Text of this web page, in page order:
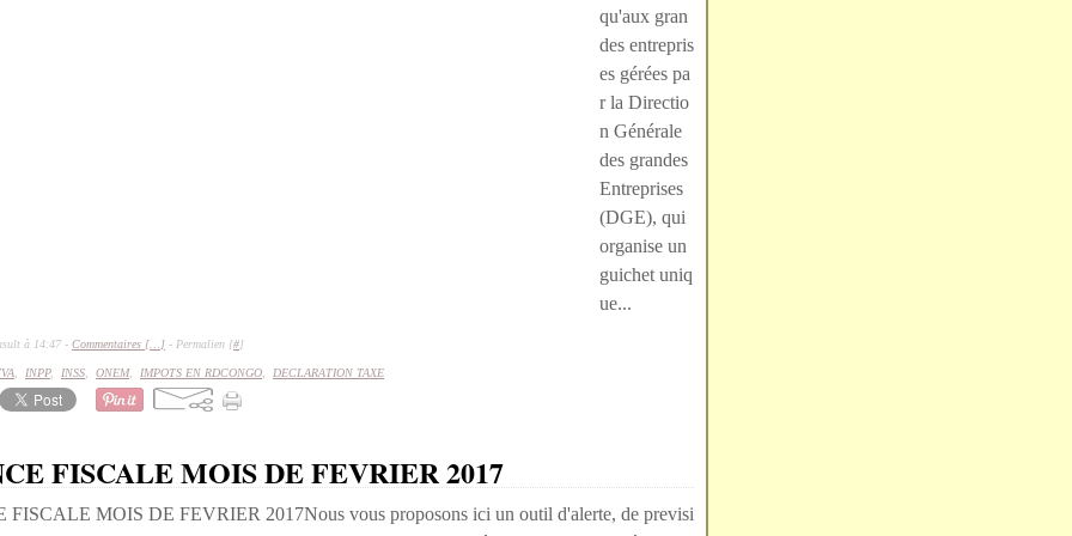
qu'aux gran
des entrepris
es gérées pa
r la Directio
n Générale
des grandes
Entreprises
(DGE), qui
organise un
guichet uniq
ue...
à 14:47 - Commentaires [ ] - Permalien [#]
INPP, INSS ONEM, IMPOTS EN RDCONGO DECLARATION TAXE
FISCALE MOIS DE FEVRIER 2017
Nous vous proposons ici un outil d'alerte, de previsi